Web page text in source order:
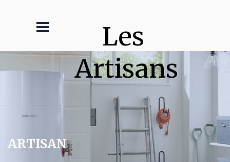
Les
Artisans
ARTISAN